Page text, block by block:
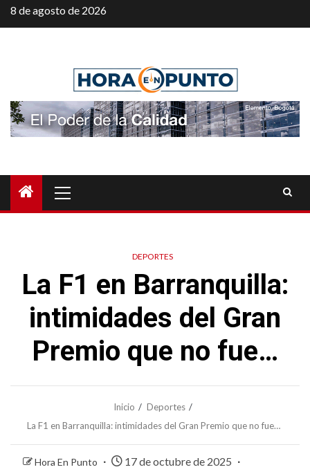
Saltar
al
8 de agosto de 2026
principal
DEPORTES
La F1 en Barranquilla:
intimidades del Gran
Premio que no fue…
Inicio
Deportes
La F1 en Barranquilla: intimidades del Gran Premio que no fue…
Hora En Punto 17 de octubre de 2025